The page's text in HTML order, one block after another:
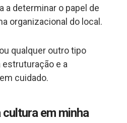
a determinar o papel de
organizacional do local.
qualquer outro tipo
estruturação e a
cuidado.
em minha